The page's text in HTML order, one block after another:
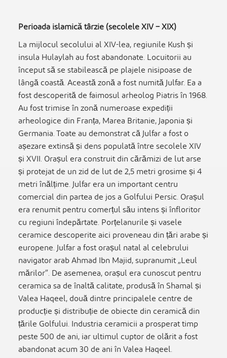
Perioada islamică târzie (secolele XIV – XIX)
La mijlocul secolului al XIV-lea, regiunile Kush și
insula Hulaylah au fost abandonate. Locuitorii au
început să se stabilească pe plajele nisipoase de
lângă coastă. Această zonă a fost numită Julfar. Ea a
fost descoperită de faimosul arheolog Piatris în 1968.
Au fost trimise în zonă numeroase expediții
arheologice din Franța, Marea Britanie, Japonia și
Germania. Toate au demonstrat că Julfar a fost o
așezare extinsă și dens populată între secolele XIV
și XVII. Orașul era construit din cărămizi de lut arse
și protejat de un zid de lut de 2,5 metri grosime și 4
metri înălțime. Julfar era un important centru
comercial din partea de jos a Golfului Persic. Orașul
era renumit pentru comerțul său intens și înfloritor
cu regiuni îndepărtate. Porțelanurile și vasele
ceramice descoperite aici proveneau din țări arabe și
europene. Julfar a fost orașul natal al celebrului
navigator arab Ahmad Ibn Majid, supranumit „Leul
mărilor”. De asemenea, orașul era cunoscut pentru
ceramica sa de înaltă calitate, produsă în Shamal și
Valea Haqeel, două dintre principalele centre de
producție și distribuție de obiecte din ceramică din
țările Golfului. Industria ceramicii a prosperat timp
peste 500 de ani, iar ultimul cuptor de olărit a fost
abandonat acum 30 de ani în Valea Haqeel.